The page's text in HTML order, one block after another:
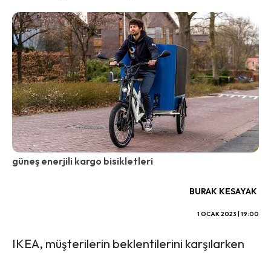
güneş enerjili kargo bisikletleri
BURAK KESAYAK
1 OCAK 2023 | 19:00
IKEA, müşterilerin beklentilerini karşılarken